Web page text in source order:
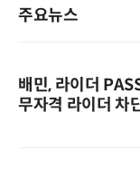
주요뉴스
배민, 라이더
무자격 라이더 차